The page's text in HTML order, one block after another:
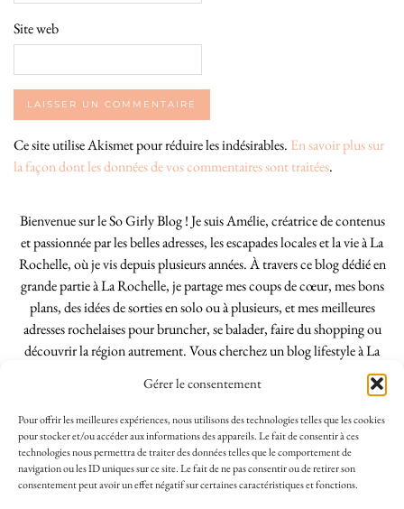
Gérer le consentement
Pour offrir les meilleures expériences, nous utilisons des technologies telles que les cookies
pour stocker et/ou accéder aux informations des appareils. Le fait de consentir à ces
technologies nous permettra de traiter des données telles que le comportement de
navigation ou les ID uniques sur ce site. Le fait de ne pas consentir ou de retirer son
consentement peut avoir un effet négatif sur certaines caractéristiques et fonctions.
Site web
Ce site utilise Akismet pour réduire les indésirables. En savoir plus sur
la façon dont les données de vos commentaires sont traitées.
Bienvenue sur le So Girly Blog ! Je suis Amélie, créatrice de contenus
et passionnée par les belles adresses, les escapades locales et la vie à La
Rochelle, où je vis depuis plusieurs années. À travers ce blog dédié en
grande partie à La Rochelle, je partage mes coups de cœur, mes bons
plans, des idées de sorties en solo ou à plusieurs, et mes meilleures
adresses rochelaises pour bruncher, se balader, faire du shopping ou
découvrir la région autrement. Vous cherchez un blog lifestyle à La
Rochelle, tenu par une locale ? Vous êtes au bon endroit. Que vous
soyez Rochelais·e ou de passage dans notre belle ville, j’espère que mes
articles vous aideront à profiter de La Rochelle comme un·e vrai·e
initié·e. !